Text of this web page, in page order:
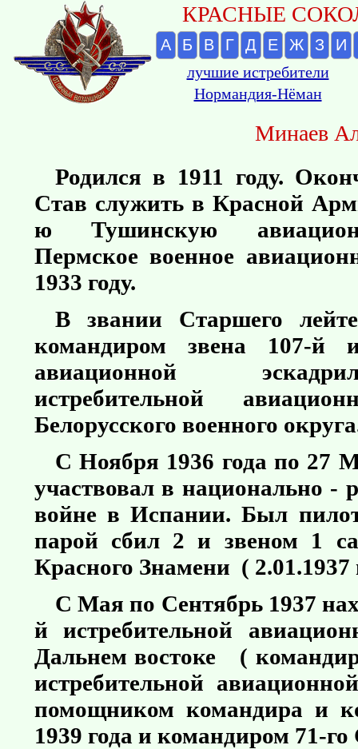
КРАСНЫЕ
А Б В Г Д Е Ж З И
лучшие истребители
Нормандия-Нёман
Минаев
Родился в 1911 году.
Став служить в Красной
ю Тушинскую
Пермское военное
1933 году.
В звании Старшего
командиром звена 107-й
авиационной
истребительной
Белорусского военного
С Ноября 1936 года по 27
участвовал в национально -
войне в Испании. Был
парой сбил 2 и звеном 1
Красного Знамени ( 2.01.1937
С Мая по Сентябрь 1937
й истребительной
Дальнем востоке (
истребительной
помощником командира и
1939 года и командиром 71-